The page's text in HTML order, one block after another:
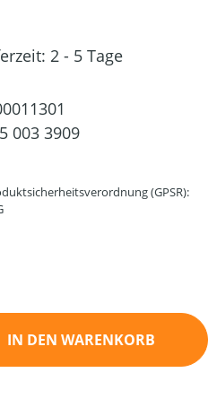
2 - 5 Tage
003 3909
(GPSR):
den gewünschten
IN DEN WARENKORB